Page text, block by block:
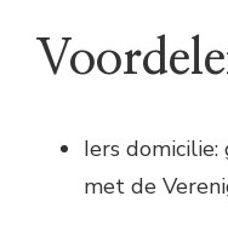
Iers
met de